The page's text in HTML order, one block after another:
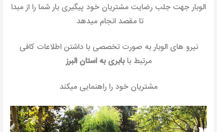
الوبار جهت جلب رضایت مشتریان خود پیگیری بار شما را از مبدا
تا مقصد انجام میدهد
نیرو های الوبار به صورت تخصصی با داشتن اطلاعات کافی
مرتبط بابابری به استان البرز
مشتریان خود را راهنمایی میکند